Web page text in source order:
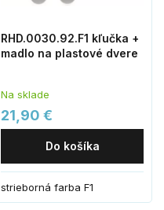
RHD.0030.92.F1 kľučka +
madlo na plastové dvere
Na sklade
21,90 €
Do košíka
strieborná farba F1